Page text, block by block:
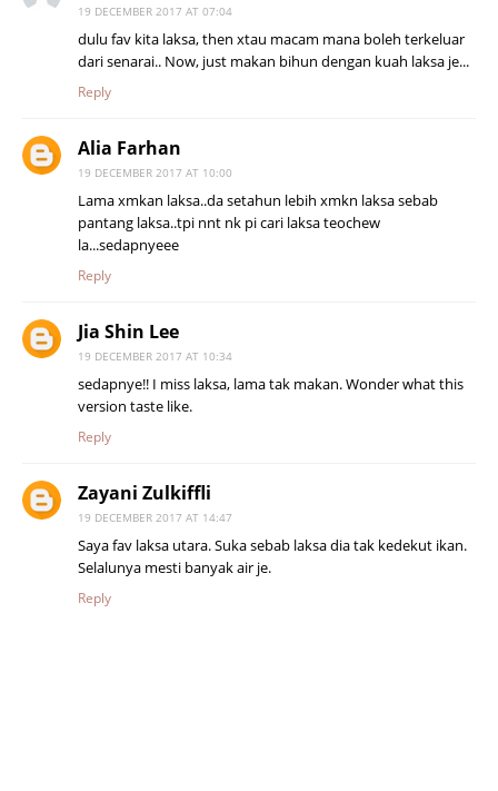
19 DECEMBER 2017 AT 07:04
dulu fav kita laksa, then xtau macam mana boleh terkeluar
dari senarai.. Now, just makan bihun dengan kuah laksa je...
Reply
Alia Farhan
19 DECEMBER 2017 AT 10:00
Lama xmkan laksa..da setahun lebih xmkn laksa sebab
pantang laksa..tpi nnt nk pi cari laksa teochew
la...sedapnyeee
Reply
Jia Shin Lee
19 DECEMBER 2017 AT 10:34
sedapnye!! I miss laksa, lama tak makan. Wonder what this
version taste like.
Reply
Zayani Zulkiffli
19 DECEMBER 2017 AT 14:47
Saya fav laksa utara. Suka sebab laksa dia tak kedekut ikan.
Selalunya mesti banyak air je.
Reply